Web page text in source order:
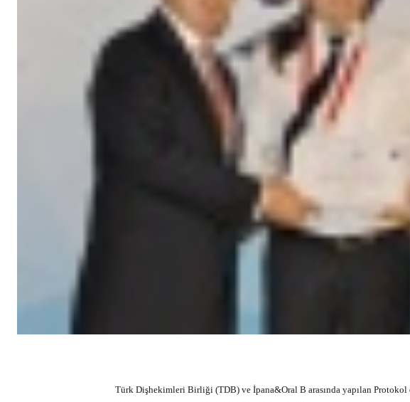
Türk Dişhekimleri Birliği (TDB) ve İpana&Oral B arasında yapılan Protokol